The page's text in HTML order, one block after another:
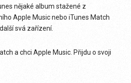
nějaké album stažené z
Apple Music nebo iTunes Match
svá zařízení.
a chci Apple Music. Přijdu o svoji